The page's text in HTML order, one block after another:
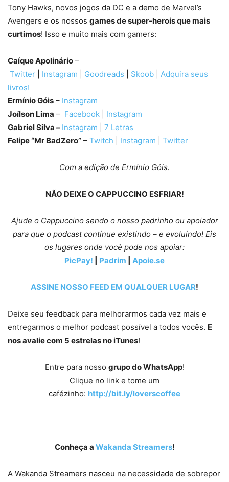
Tony Hawks, novos jogos da DC e a demo de Marvel’s
Avengers e os nossos games de super-herois que mais
curtimos! Isso e muito mais com gamers:
Caíque Apolinário –
Twitter
Instagram Goodreads Skoob
Adquira seus
livros!
Ermínio Góis – Instagram
Joílson Lima – Facebook
Instagram
Gabriel Silva – Instagram
7 Letras
Felipe “Mr BadZero” – Twitch Instagram Twitter
Com a edição de Ermínio Góis.
NÃO DEIXE O CAPPUCCINO ESFRIAR!
Ajude o Cappuccino sendo o nosso padrinho ou apoiador
para que o podcast continue existindo – e evoluindo! Eis
os lugares onde você pode nos apoiar:
PicPay!
Padrim Apoie.se
ASSINE NOSSO FEED EM QUALQUER LUGAR!
Deixe seu feedback para melhorarmos cada vez mais e
entregarmos o melhor podcast possível a todos vocês. E
nos avalie com 5 estrelas no iTunes!
Entre para nosso grupo do WhatsApp!
Clique no link e tome um
cafézinho: http://bit.ly/loverscoffee
Conheça a Wakanda Streamers!
A Wakanda Streamers nasceu na necessidade de sobrepor